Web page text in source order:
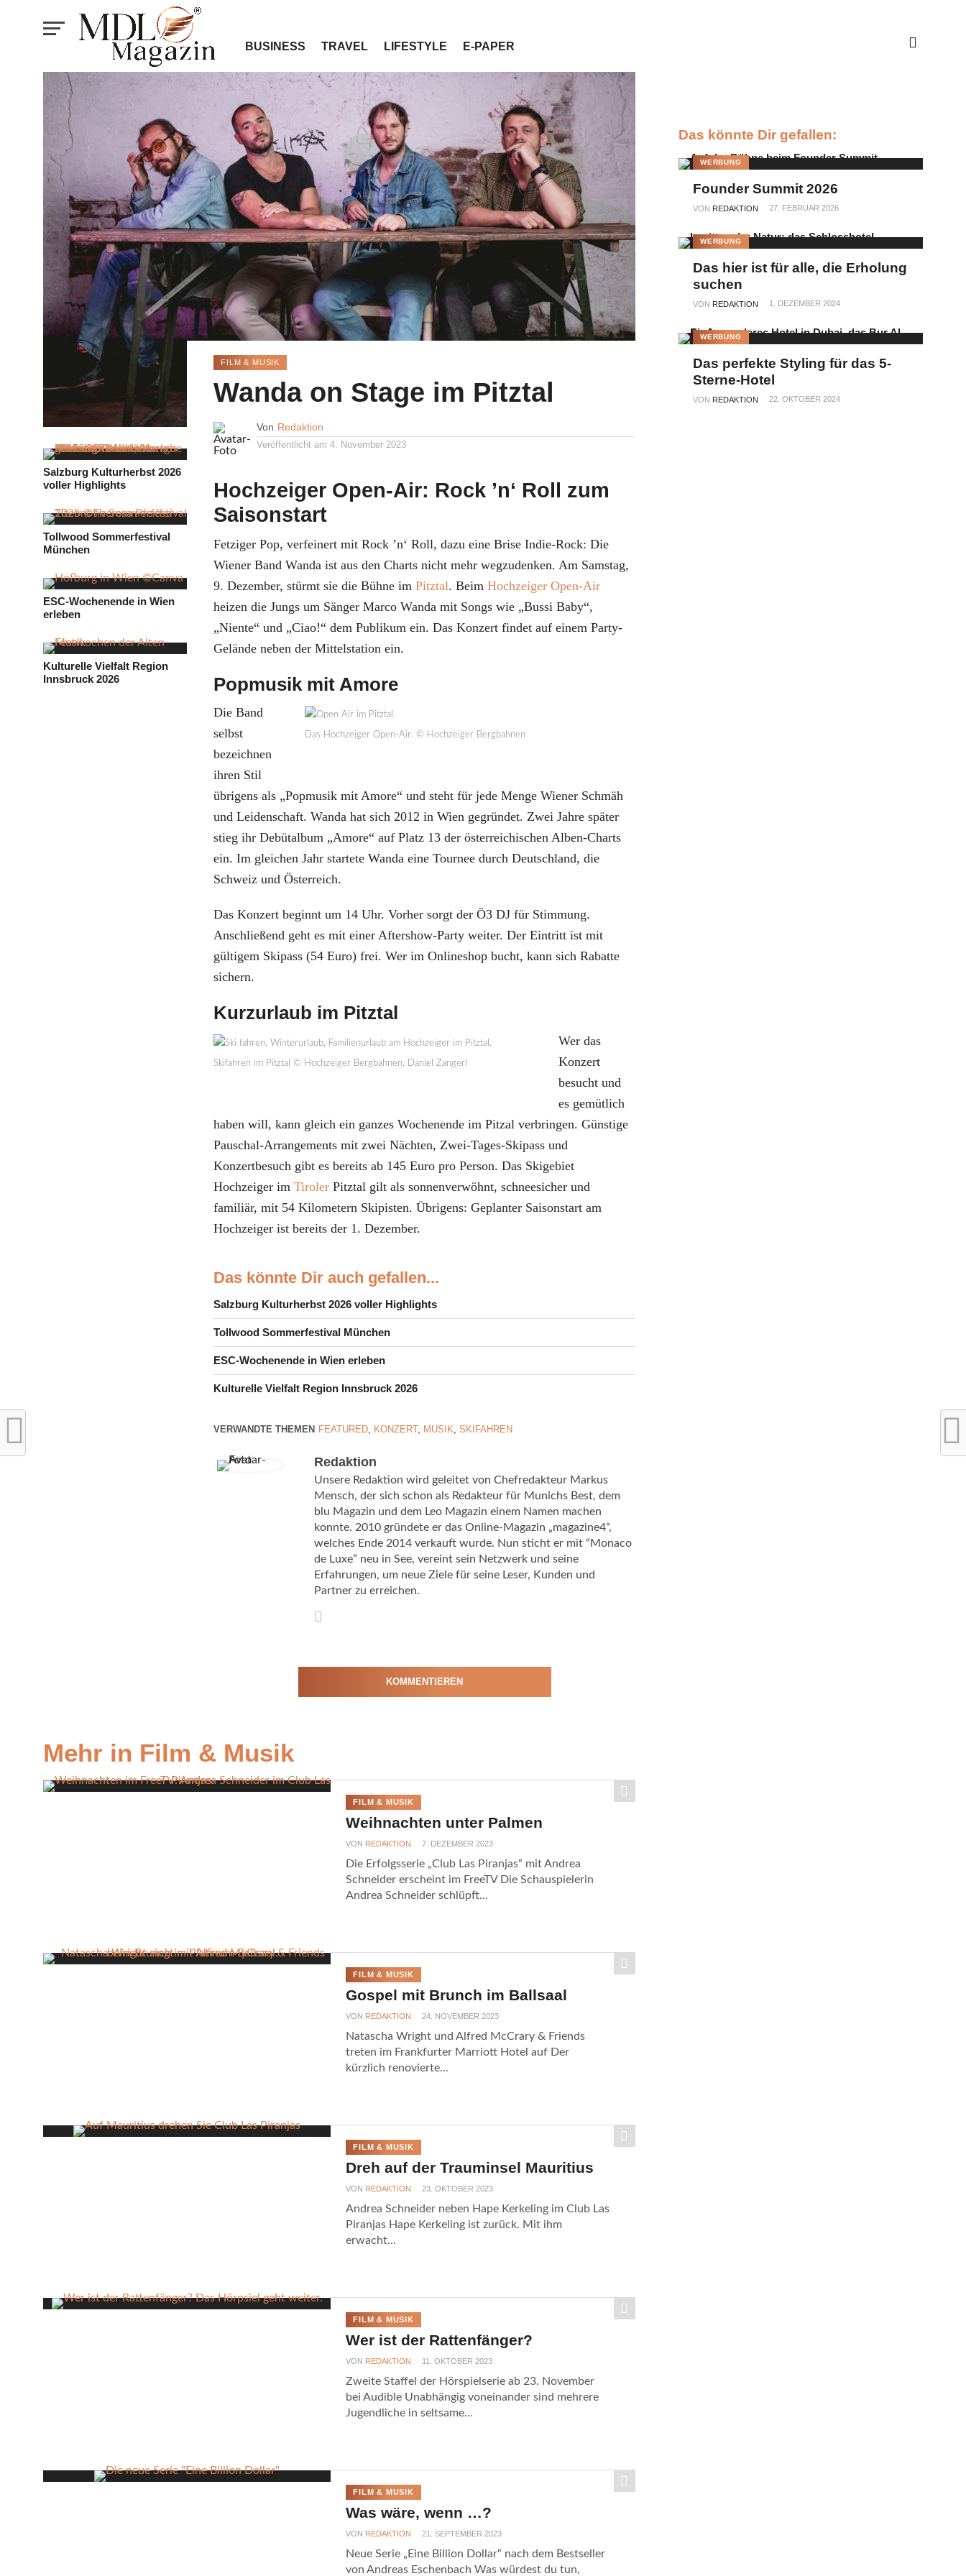
BUSINESS TRAVEL LIFESTYLE E-PAPER
Salzburg Kulturherbst 2026
voller Highlights
Tollwood Sommerfestival
München
ESC-Wochenende in Wien
erleben
Kulturelle Vielfalt Region
Innsbruck 2026
FILM & MUSIK
Wanda on Stage im Pitztal
Von Redaktion
Veröffentlicht am 4. November 2023
Hochzeiger Open-Air: Rock ’n‘ Roll zum
Saisonstart
Fetziger Pop, verfeinert mit Rock ’n‘ Roll, dazu eine Brise Indie-Rock: Die
Wiener Band Wanda ist aus den Charts nicht mehr wegzudenken. Am Samstag,
9. Dezember, stürmt sie die Bühne imPitztal. BeimHochzeiger Open-Air
heizen die Jungs um Sänger Marco Wanda mit Songs wie „Bussi Baby“,
„Niente“ und „Ciao!“ dem Publikum ein. Das Konzert findet auf einem Party-
Gelände neben der Mittelstation ein.
Popmusik mit Amore
Das Hochzeiger Open-Air. © Hochzeiger Bergbahnen
Die Band
selbst
bezeichnen
ihren Stil
übrigens als „Popmusik mit Amore“ und steht für jede Menge Wiener Schmäh
und Leidenschaft. Wanda hat sich 2012 in Wien gegründet. Zwei Jahre später
stieg ihr Debütalbum „Amore“ auf Platz 13 der österreichischen Alben-Charts
ein. Im gleichen Jahr startete Wanda eine Tournee durch Deutschland, die
Schweiz und Österreich.
Das Konzert beginnt um 14 Uhr. Vorher sorgt der Ö3 DJ für Stimmung.
Anschließend geht es mit einer Aftershow-Party weiter. Der Eintritt ist mit
gültigem Skipass (54 Euro) frei. Wer im Onlineshop bucht, kann sich Rabatte
sichern.
Kurzurlaub im Pitztal
Skifahren im Pitztal © Hochzeiger Bergbahnen, Daniel Zangerl
Wer das
Konzert
besucht und
es gemütlich
haben will, kann gleich ein ganzes Wochenende im Pitzal verbringen. Günstige
Pauschal-Arrangements mit zwei Nächten, Zwei-Tages-Skipass und
Konzertbesuch gibt es bereits ab 145 Euro pro Person. Das Skigebiet
Hochzeiger imTiroler Pitztal gilt als sonnenverwöhnt, schneesicher und
familiär, mit 54 Kilometern Skipisten. Übrigens: Geplanter Saisonstart am
Hochzeiger ist bereits der 1. Dezember.
Das könnte Dir auch gefallen...
Salzburg Kulturherbst 2026 voller Highlights
Tollwood Sommerfestival München
ESC-Wochenende in Wien erleben
Kulturelle Vielfalt Region Innsbruck 2026
VERWANDTE THEMEN FEATURED, KONZERT, MUSIK,SKIFAHREN
Redaktion
Unsere Redaktion wird geleitet von Chefredakteur Markus
Mensch, der sich schon als Redakteur für Munichs Best, dem
blu Magazin und dem Leo Magazin einem Namen machen
konnte. 2010 gründete er das Online-Magazin „magazine4“,
welches Ende 2014 verkauft wurde. Nun sticht er mit “Monaco
de Luxe” neu in See, vereint sein Netzwerk und seine
Erfahrungen, um neue Ziele für seine Leser, Kunden und
Partner zu erreichen.
KOMMENTIEREN
Mehr in Film & Musik
FILM & MUSIK
Weihnachten unter Palmen
VON REDAKTION 7. DEZEMBER 2023
Die Erfolgsserie „Club Las Piranjas“ mit Andrea
Schneider erscheint im FreeTV Die Schauspielerin
Andrea Schneider schlüpft...
FILM & MUSIK
Gospel mit Brunch im Ballsaal
VON REDAKTION 24. NOVEMBER 2023
Natascha Wright und Alfred McCrary & Friends
treten im Frankfurter Marriott Hotel auf Der
kürzlich renovierte...
FILM & MUSIK
Dreh auf der Trauminsel Mauritius
VON REDAKTION 23. OKTOBER 2023
Andrea Schneider neben Hape Kerkeling im Club Las
Piranjas Hape Kerkeling ist zurück. Mit ihm
erwacht...
FILM & MUSIK
Wer ist der Rattenfänger?
VON REDAKTION 11. OKTOBER 2023
Zweite Staffel der Hörspielserie ab 23. November
bei Audible Unabhängig voneinander sind mehrere
Jugendliche in seltsame...
FILM & MUSIK
Was wäre, wenn …?
VON REDAKTION 21. SEPTEMBER 2023
Neue Serie „Eine Billion Dollar“ nach dem Bestseller
von Andreas Eschenbach Was würdest du tun,
Das könnte Dir gefallen:
WERBUNG
Founder Summit 2026
VON REDAKTION 27. FEBRUAR 2026
WERBUNG
Das hier ist für alle, die Erholung
suchen
VON REDAKTION 1. DEZEMBER 2024
WERBUNG
Das perfekte Styling für das 5-
Sterne-Hotel
VON REDAKTION 22. OKTOBER 2024